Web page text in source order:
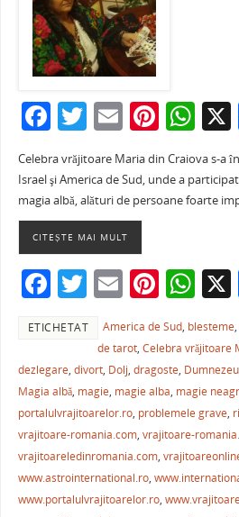
F
c
e
b
o
o
k
T
itt
er
E
m
ai
l
Pi
nt
er
e
W
at
s
p
p
Celebra vrăjitoare Maria din Craiova s-a
Israel şi America de Sud, unde a
magia albă, alături de persoane foarte
CITEȘTE MAI MULT
F
c
e
b
o
o
k
T
w
itt
er
E
m
ai
l
Pi
nt
er
e
st
W
h
at
s
A
p
p
ETICHETAT America de Sud, blesteme
de tarot,Celebra vrăjitoare
dezlegare, divort, Dolj, dragoste, Dumnezeu
Magia albă, magie, magie alba, magie
portalulvrajitoarelor.ro, problemele grave,
vrajitoare-romania.com, vrajitoare-
vrajitoareledinromania.com,
www.astrointernational.ro,
www.portalulvrajitoarelor.ro,